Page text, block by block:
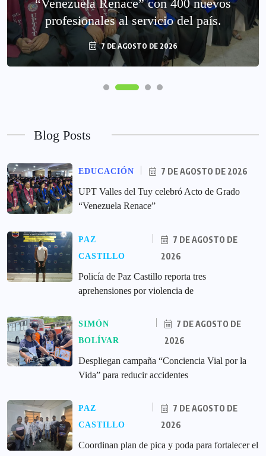
“Venezuela Renace” con 400 nuevos
profesionales al servicio del país.
7 DE AGOSTO DE 2026
Blog Posts
EDUCACIÓN
7 DE AGOSTO DE 2026
UPT Valles del Tuy celebró Acto de Grado
“Venezuela Renace”
PAZ
CASTILLO
7 DE AGOSTO DE
2026
‎Policía de Paz Castillo reporta tres
aprehensiones por violencia de
SIMÓN
BOLÍVAR
7 DE AGOSTO DE
2026
‎Despliegan campaña “Conciencia Vial por la
Vida” para reducir accidentes
PAZ
CASTILLO
7 DE AGOSTO DE
2026
Coordinan plan de pica y poda para fortalecer el